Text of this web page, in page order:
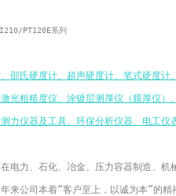
PT120E系列
邵氏硬度计、超声硬度计、笔式硬度
光粗糙度仪、涂镀层测厚仪（膜厚仪
力仪器及工具、环保分析仪器、电工
电力、石化、冶金、压力容器制造、
来公司本着“客户至上，以诚为本”